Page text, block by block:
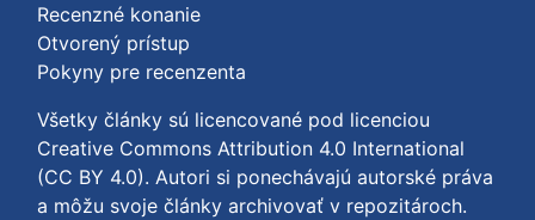
Recenzné konanie
Otvorený prístup
Pokyny pre recenzenta
Všetky články sú licencované pod licenciou
Creative Commons Attribution 4.0 International
(CC BY 4.0). Autori si ponechávajú autorské práva
a môžu svoje články archivovať v repozitároch.